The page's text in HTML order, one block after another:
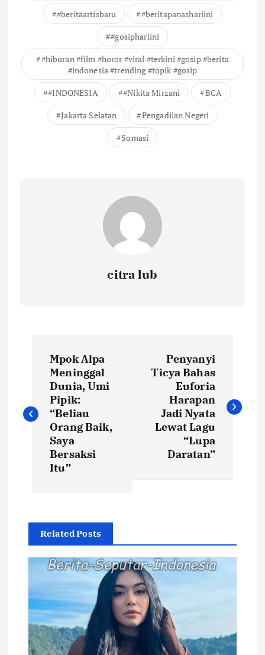
#beritaartisbaru
#beritapanashariini
#gosiphariini
#hiburan #film #horor #viral #terkini #gosip #berita
#indonesia #trending #topik #gosip
#INDONESIA
#Nikita Mirzani
BCA
Jakarta Selatan
Pengadilan Negeri
Somasi
citra lub
v
s
p
o
s
Mpok Alpa
Meninggal
Dunia, Umi
Pipik:
“Beliau
Orang Baik,
Saya
Bersaksi
Itu”
Penyanyi
Ticya Bahas
Euforia
Harapan
Jadi Nyata
Lewat Lagu
“Lupa
Daratan”
Related Posts